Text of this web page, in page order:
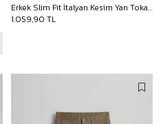
Erkek Slim Fit İtalyan Kesim Yan Tokalı Çift Düğmeli Pantolon Kahverengi
1.059,90 TL